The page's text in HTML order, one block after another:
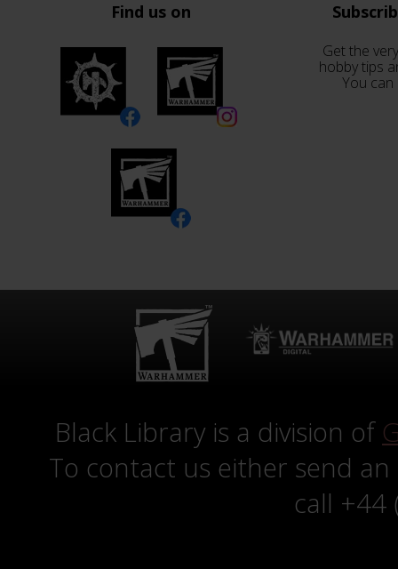
Find us on
Get the
hobby tips
You
Black Library is a division of
To contact us either send
call +44